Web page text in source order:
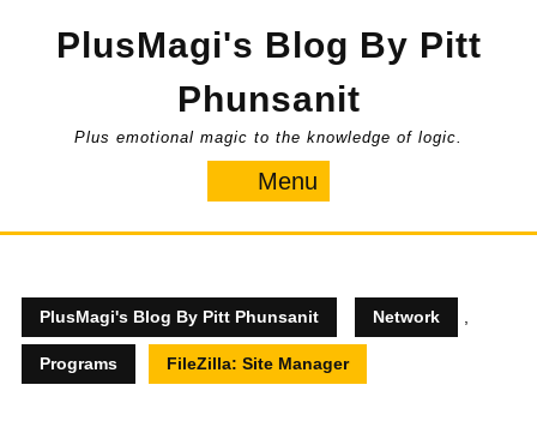
PlusMagi's Blog By Pitt
Phunsanit
Plus emotional magic to the knowledge of logic.
Menu
PlusMagi's Blog By Pitt Phunsanit Network
Programs FileZilla: Site Manager